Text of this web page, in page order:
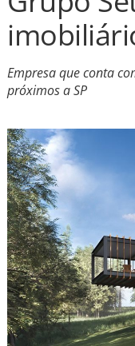
Empresa que conta
próximos a SP